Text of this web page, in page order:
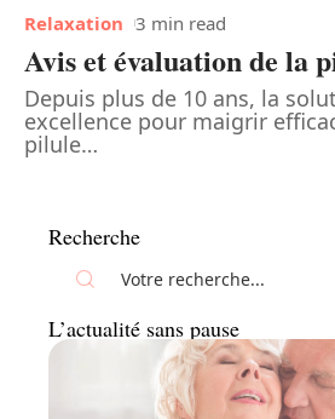
Relaxation 3 min read
Avis et évaluation de la
Depuis plus de 10 ans, la
excellence pour maigrir
pilule…
Recherche
L’actualité sans pause